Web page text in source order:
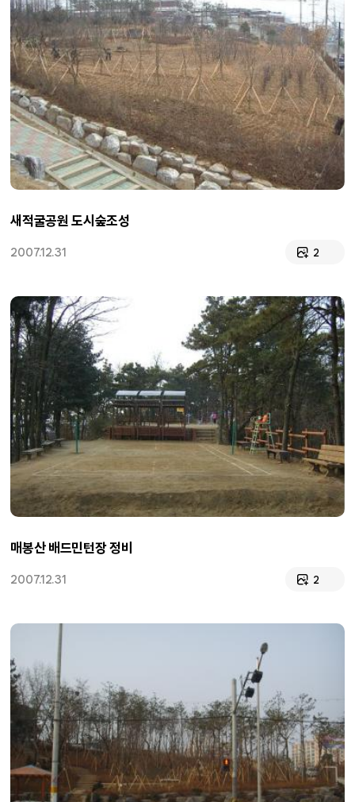
새적굴공원 도시숲조성
2007.12.31 2
매봉산 배드민턴장 정비
2007.12.31 2